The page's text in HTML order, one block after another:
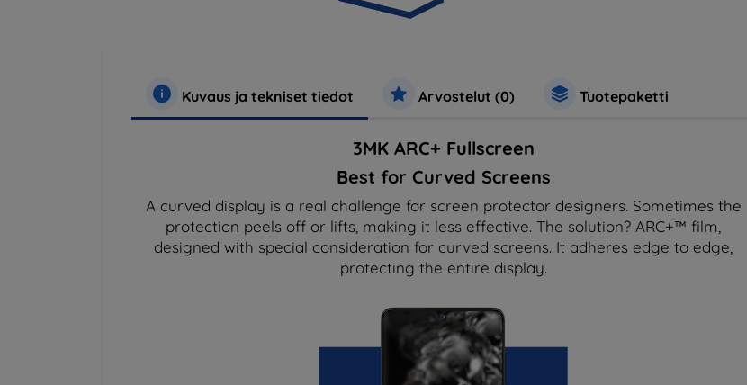
Kuvaus ja tekniset tiedot Arvostelut (0) Tuotepaketti
3MK ARC+ Fullscreen
Best for Curved Screens
A curved display is a real challenge for screen protector designers. Sometimes the
protection peels off or lifts, making it less effective. The solution? ARC+™ film,
designed with special consideration for curved screens. It adheres edge to edge,
protecting the entire display.